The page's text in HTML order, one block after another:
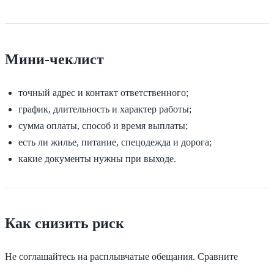
Мини-чеклист
точный адрес и контакт ответственного;
график, длительность и характер работы;
сумма оплаты, способ и время выплаты;
есть ли жилье, питание, спецодежда и дорога;
какие документы нужны при выходе.
Как снизить риск
Не соглашайтесь на расплывчатые обещания. Сравните